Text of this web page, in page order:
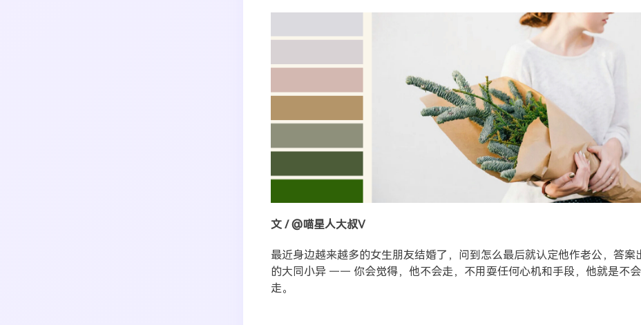
文 / @喵星人大叔V
最近身边越来越多的女生朋友结婚了，问到怎么最后就认定他作老公，答案
的大同小异 —— 你会觉得，他不会走，不用耍任何心机和手段，他就是不会
走。